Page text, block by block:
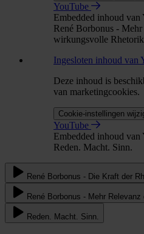
YouTube
Embedded inhoud van
René Borbonus -
wirkungsvolle Rhetorik
Ingesloten inhoud van
Deze inhoud is
van marketingcookies.
Cookie-instellingen
YouTube
Embedded inhoud van
Reden. Macht. Sinn.
René Borbonus - Die Kraft der
René Borbonus - Mehr
Reden. Macht. Sinn.